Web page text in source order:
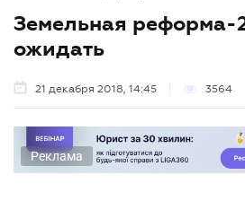
Земельная реформа-
ожидать
21 декабря 2018, 14:45 3564
Реклама